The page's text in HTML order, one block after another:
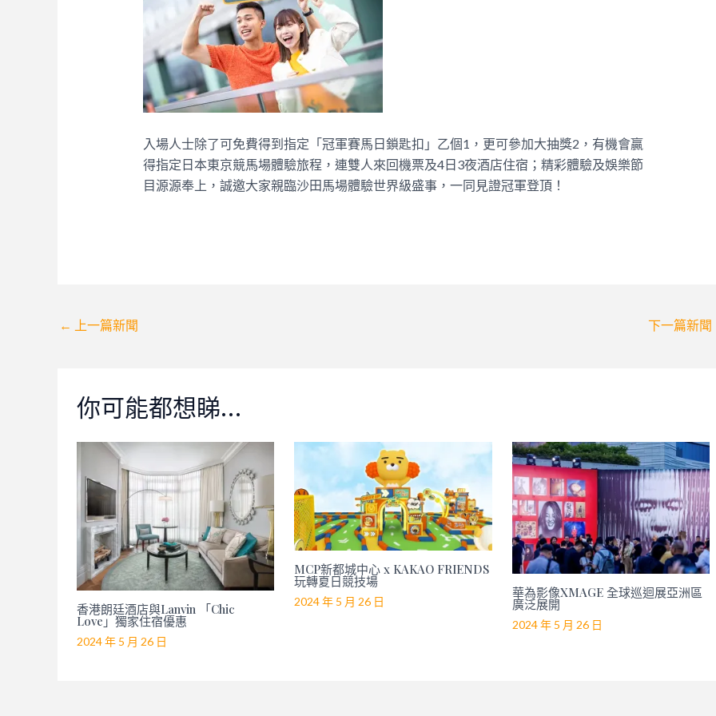
入場人士除了可免費得到指定「冠軍賽馬日鎖匙扣」乙個1，更可參加大抽獎2，有機會贏
得指定日本東京競馬場體驗旅程，連雙人來回機票及4日3夜酒店住宿；精彩體驗及娛樂節
目源源奉上，誠邀大家親臨沙田馬場體驗世界級盛事，一同見證冠軍登頂！
Post
← 上一篇新聞 下一篇新聞
你可能都想睇…
香港朗廷酒店與Lanvin 「Chic
Love」獨家住宿優惠
2024 年 5 月 26 日
MCP新都城中心 x KAKAO FRIENDS
玩轉夏日競技場
2024 年 5 月 26 日
華為影像XMAGE 全球巡迴展亞洲區
廣泛展開
2024 年 5 月 26 日